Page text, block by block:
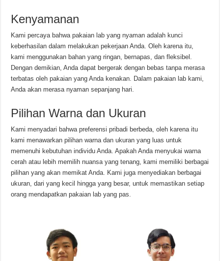
Kenyamanan
Kami percaya bahwa pakaian lab yang nyaman adalah kunci
keberhasilan dalam melakukan pekerjaan Anda. Oleh karena itu,
kami menggunakan bahan yang ringan, bernapas, dan fleksibel.
Dengan demikian, Anda dapat bergerak dengan bebas tanpa merasa
terbatas oleh pakaian yang Anda kenakan. Dalam pakaian lab kami,
Anda akan merasa nyaman sepanjang hari.
Pilihan Warna dan Ukuran
Kami menyadari bahwa preferensi pribadi berbeda, oleh karena itu
kami menawarkan pilihan warna dan ukuran yang luas untuk
memenuhi kebutuhan individu Anda. Apakah Anda menyukai warna
cerah atau lebih memilih nuansa yang tenang, kami memiliki berbagai
pilihan yang akan memikat Anda. Kami juga menyediakan berbagai
ukuran, dari yang kecil hingga yang besar, untuk memastikan setiap
orang mendapatkan pakaian lab yang pas.